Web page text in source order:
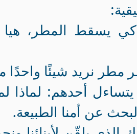
يسقط المطر، هيا
مطر نريد شيئًا
أحدهم: لماذا
عن أمنا الطبيعة.